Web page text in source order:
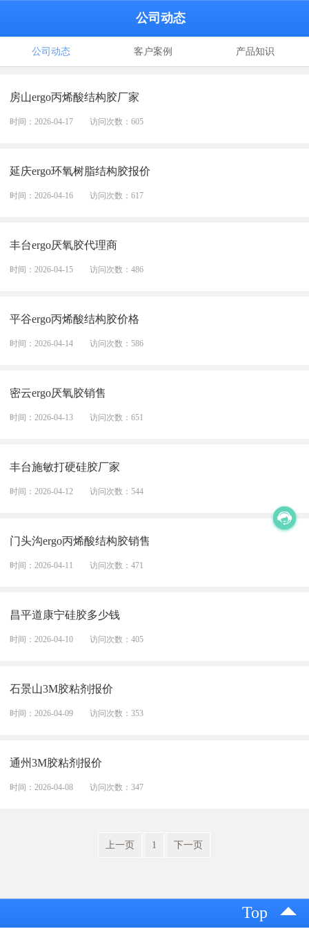
公司动态
公司动态 客户案例 产品知识
房山ergo丙烯酸结构胶厂家
时间：2026-04-17 访问次数：605
延庆ergo环氧树脂结构胶报价
时间：2026-04-16 访问次数：617
丰台ergo厌氧胶代理商
时间：2026-04-15 访问次数：486
平谷ergo丙烯酸结构胶价格
时间：2026-04-14 访问次数：586
密云ergo厌氧胶销售
时间：2026-04-13 访问次数：651
丰台施敏打硬硅胶厂家
时间：2026-04-12 访问次数：544
门头沟ergo丙烯酸结构胶销售
时间：2026-04-11 访问次数：471
昌平道康宁硅胶多少钱
时间：2026-04-10 访问次数：405
石景山3M胶粘剂报价
时间：2026-04-09 访问次数：353
通州3M胶粘剂报价
时间：2026-04-08 访问次数：347
上一页 1 下一页
Top